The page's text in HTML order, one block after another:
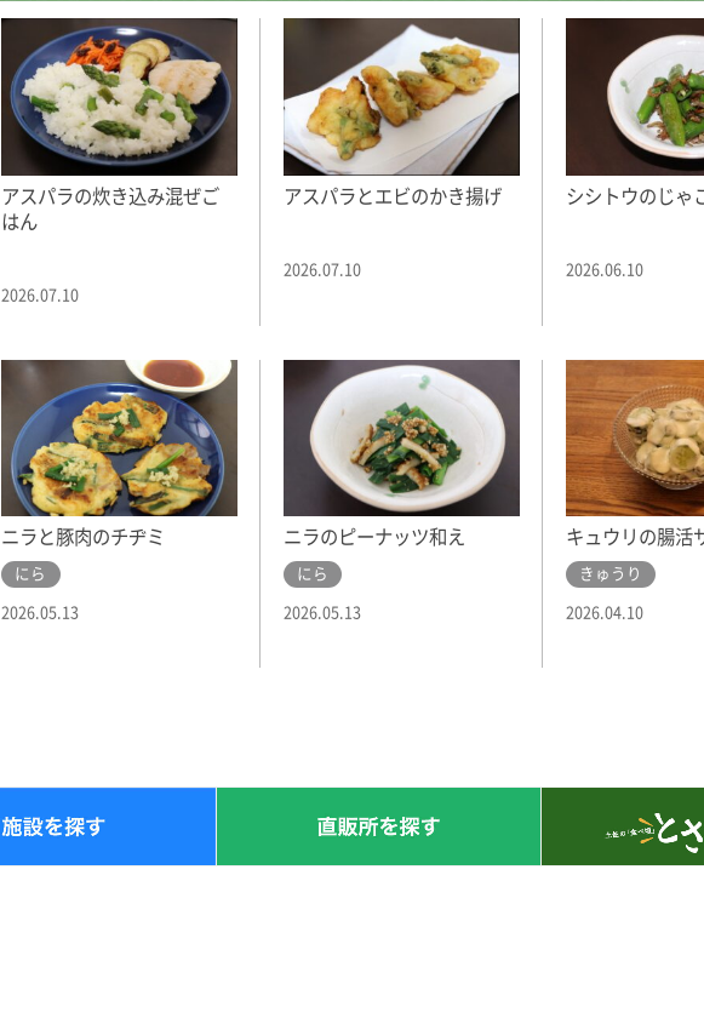
アスパラの炊き込み混ぜご
はん
2026.07.10
アスパラとエビのかき揚げ
2026.07.10
シシトウのじゃ
2026.06.10
ニラと豚肉のチヂミ
にら
2026.05.13
ニラのピーナッツ和え
にら
2026.05.13
キュウリの腸活
きゅうり
2026.04.10